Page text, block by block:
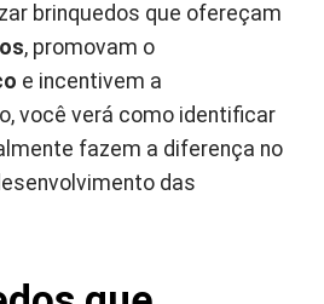
brinquedos que ofereçam
, promovam o
e incentivem a
você verá como identificar
fazem a diferença no
das